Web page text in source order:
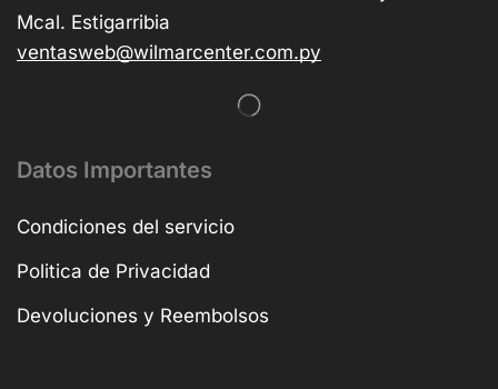
Mcal. Estigarribia
ventasweb@wilmarcenter.com.py
Datos Importantes
Condiciones del servicio
Politica de Privacidad
Devoluciones y Reembolsos